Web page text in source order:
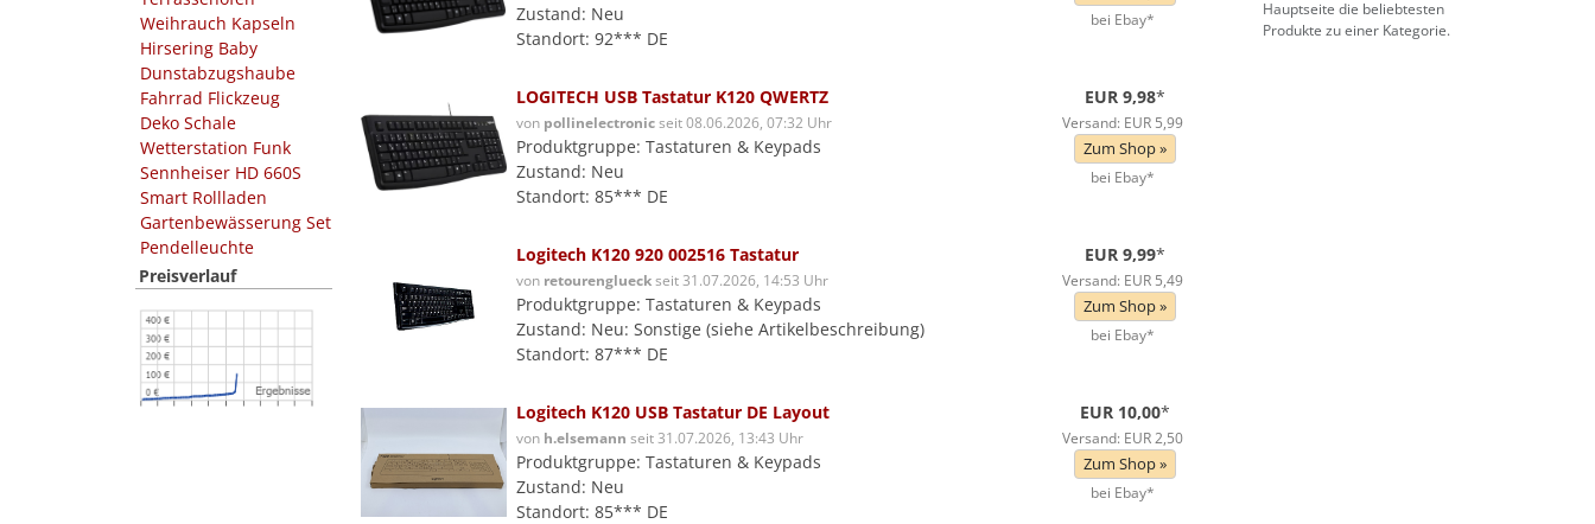
Weihrauch Kapseln
Hirsering Baby
Dunstabzugshaube
Fahrrad Flickzeug
Deko Schale
Wetterstation Funk
Sennheiser HD 660S
Smart Rollladen
Gartenbewässerung Set
Pendelleuchte
Preisverlauf
Zustand: Neu
Standort: 92*** DE
bei Ebay*
LOGITECH USB Tastatur K120 QWERTZ
von pollinelectronicseit 08.06.2026, 07:32 Uhr
Produktgruppe: Tastaturen & Keypads
Zustand: Neu
Standort: 85*** DE
EUR 9,98*
Versand: EUR 5,99
Zum Shop »
bei Ebay*
Logitech K120 920 002516 Tastatur
von retourenglueckseit 31.07.2026, 14:53 Uhr
Produktgruppe: Tastaturen & Keypads
Zustand: Neu: Sonstige (siehe Artikelbeschreibung)
Standort: 87*** DE
EUR 9,99*
Versand: EUR 5,49
Zum Shop »
bei Ebay*
Logitech K120 USB Tastatur DE Layout
von h.elsemann seit 31.07.2026, 13:43 Uhr
Produktgruppe: Tastaturen & Keypads
Zustand: Neu
Standort: 85*** DE
EUR 10,00*
Versand: EUR 2,50
Zum Shop »
bei Ebay*
Hauptseite die beliebtesten
Produkte zu einer Kategorie.